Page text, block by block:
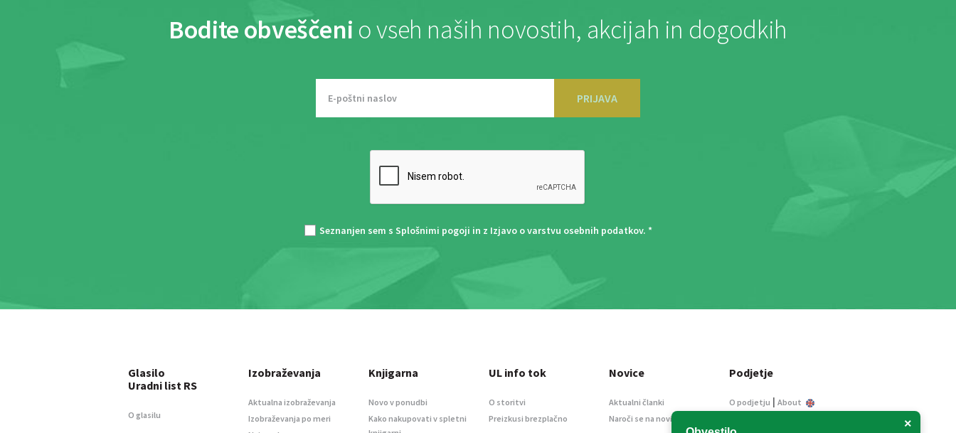
Bodite obveščeni o vseh naših novostih, akcijah in dogodkih
PRIJAVA
Seznanjen sem s Splošnimi pogoji in z Izjavo o varstvu osebnih podatkov. *
×
Glasilo
Uradni list RS
O glasilu
Izobraževanja
Aktualna izobraževanja
Izobraževanja po meri
Knjigarna
Novo v ponudbi
Kako nakupovati v spletni
UL info tok
O storitvi
Preizkusi brezplačno
Novice
Aktualni članki
Naroči se na novice
Podjetje
O podjetju | About